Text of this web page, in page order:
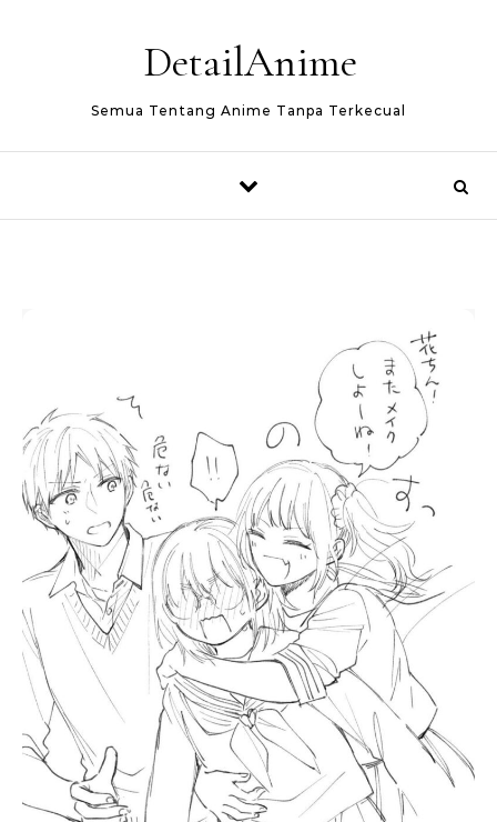
DetailAnime
Semua Tentang Anime Tanpa Terkecual